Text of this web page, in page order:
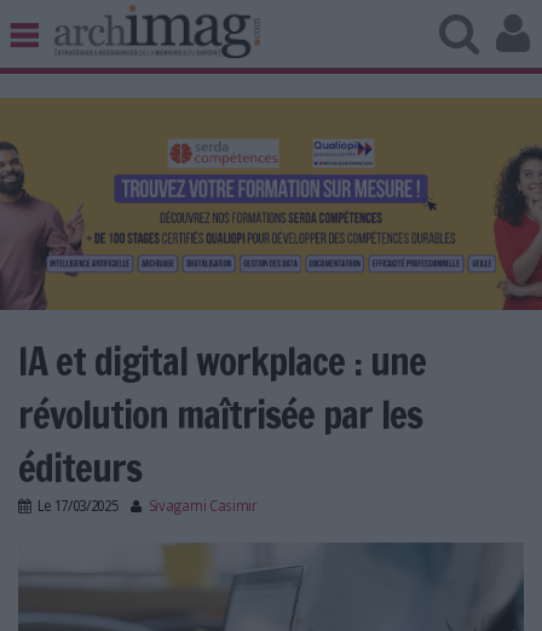
BIBLIOTHÈQUE ÉDITION
UNIVERS DATA
TRAVAIL COLLABORATIF
VIE NUMÉRIQUE
NUMÉRIQUE RESPONSABLE
LES DOSSIERS
LES NEWSLETTERS
LE MAGAZINE
LES GUIDES PRATIQUES
L'ESPACE EMPLOI
IA et digital workplace : une
révolution maîtrisée par les
éditeurs
Le 17/03/2025 Sivagami Casimir
revolution-maitrisee-editeurs.jpg